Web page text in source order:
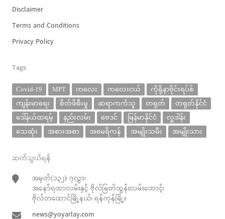
Disclaimer
Terms and Conditions
Privacy Policy
Tags
Covid-19 MPT ကလေး ကလေးငယ်
ကိုရိုနာဗိုင်းရပ်စ်
ကျန်းမာရေး
စိတ်ဖိစီးမှု ဆရာကင်္ကသူ တရုတ်
တရုတ်နိုင်ငံ
ဒေါ်နယ်ထရမ့်
နည်းလမ်း ဗေဒင် မြန်မာနိုင်ငံ
လှူဒါန်း
သေဆုံး
အစားအစာ အမေရိကန် အမျိုးသမီး အမျိုးသား
ဆက်သွယ်ရန်
အမှတ်(၁၃၂)၊ ၇လွှာ၊
အနော်ရထာလမ်းနှင့် ဗိုလ်မြတ်ထွန်းလမ်းထောင့်၊
ဗိုလ်တထောင်မြို့နယ်၊ ရန်ကုန်မြို့။
news@yoyarlay.com